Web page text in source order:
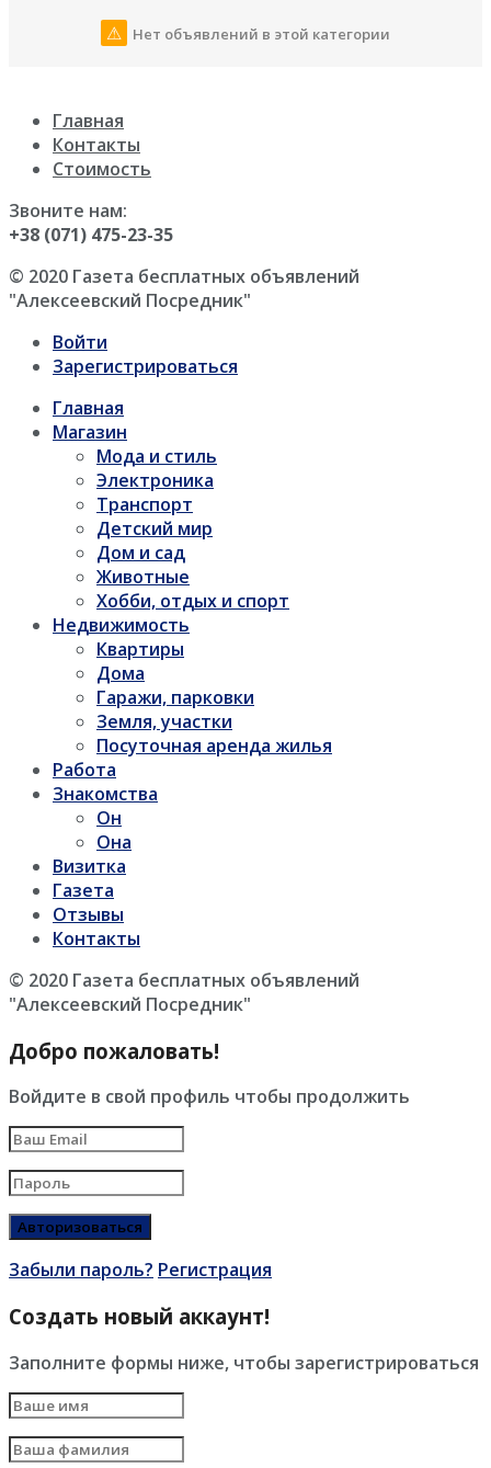
Нет объявлений в этой категории
Главная
Контакты
Стоимость
Звоните нам:
+38 (071) 475-23-35
© 2020 Газета бесплатных объявлений
"Алексеевский Посредник"
Войти
Зарегистрироваться
Главная
Магазин
Мода и стиль
Электроника
Транспорт
Детский мир
Дом и сад
Животные
Хобби, отдых и спорт
Недвижимость
Квартиры
Дома
Гаражи, парковки
Земля, участки
Посуточная аренда жилья
Работа
Знакомства
Он
Она
Визитка
Газета
Отзывы
Контакты
© 2020 Газета бесплатных объявлений
"Алексеевский Посредник"
Добро пожаловать!
Войдите в свой профиль чтобы продолжить
Забыли пароль? Регистрация
Создать новый аккаунт!
Заполните формы ниже, чтобы зарегистрироваться